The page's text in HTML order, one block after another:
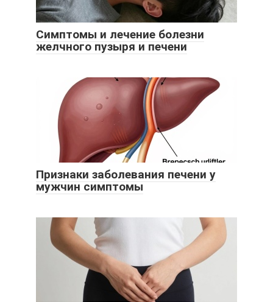
Симптомы и лечение болезни
желчного пузыря и печени
Признаки заболевания печени у
мужчин симптомы